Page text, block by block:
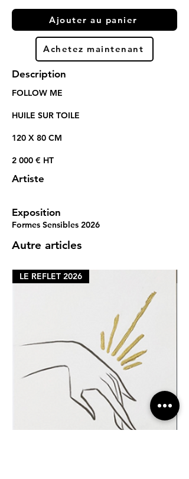
Ajouter au panier
Achetez maintenant
Description
FOLLOW ME
HUILE SUR TOILE
120 X 80 CM
2 000 € HT
Artiste
Exposition
Formes Sensibles 2026
Autre articles
LE REFLET 2026